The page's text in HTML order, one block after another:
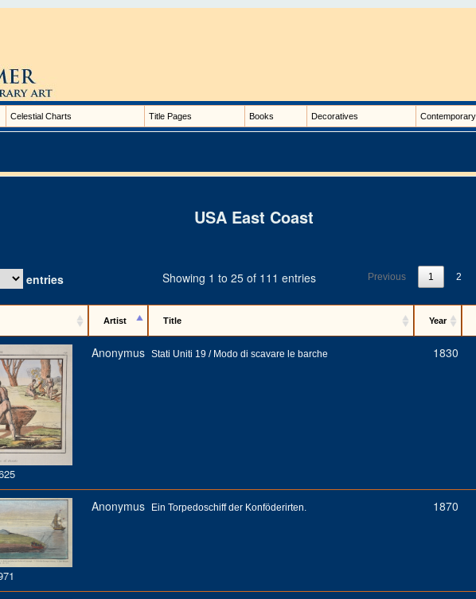
Celestial Charts Title Pages Books Decoratives
USA East Coast
entries Showing 1 to 25 of 111 entries Previous 1 2
Artist Title Year
Anonymus Stati Uniti 19 / Modo di scavare le barche 1830
Anonymus Ein Torpedoschiff der Konföderirten. 1870